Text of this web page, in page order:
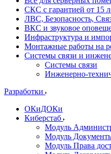
СКС с гарантией от 15
ЛВС, Безопасность,
ВКС и звуковое
Инфраструктура и
Монтажные работы на
Системы связи и
Системы связи
Инженерно-
Разработки
ОКиДОКи
Киберстаб
Модуль
Модуль
Модуль Права